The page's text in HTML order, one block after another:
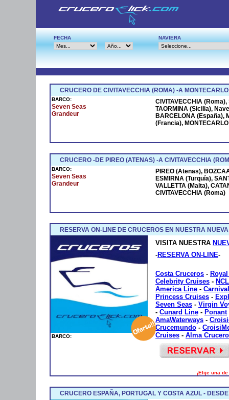
FECHA NAVIERA
CRUCERO DE CIVITAVECCHIA (ROMA) -A
BARCO:
Seven Seas
Grandeur
CIVITAVECCHIA
TAORMINA (Sicilia),
BARCELONA (España),
(Francia),
CRUCERO -DE PIREO (ATENAS) -A CIVITAVECCHIA
BARCO:
Seven Seas
Grandeur
PIREO (Atenas),
ESMIRNA (Turquía),
VALLETTA (Malta),
CIVITAVECCHIA (Roma)
RESERVA ON-LINE DE CRUCEROS EN NUESTRA
BARCO:
VISITA NUESTRA
-RESERVA ON-LINE-
Costa Cruceros -
Celebrity Cruises - NCL
America Line -
Princess Cruises -
Seven Seas - Virgin
- Cunard Line - Ponant
AmaWaterways -
Crucemundo -
Cruises - Alma
¡Elije una
CRUCERO ESPAÑA, PORTUGAL Y COSTA AZUL -